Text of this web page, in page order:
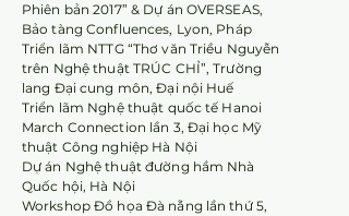
Phiên bản 2017” & Dự án OVERSEAS,
Bảo tàng Confluences, Lyon, Pháp
Triển lãm NTTG “Thơ văn Triều Nguyễn
trên Nghệ thuật TRÚC CHỈ”, Trường
lang Đại cung môn, Đại nội Huế
Triển lãm Nghệ thuật quốc tế Hanoi
March Connection lần 3, Đại học Mỹ
thuật Công nghiệp Hà Nội
Dự án Nghệ thuật đường hầm Nhà
Quốc hội, Hà Nội
Workshop Đồ họa Đà nẵng lần thứ 5,